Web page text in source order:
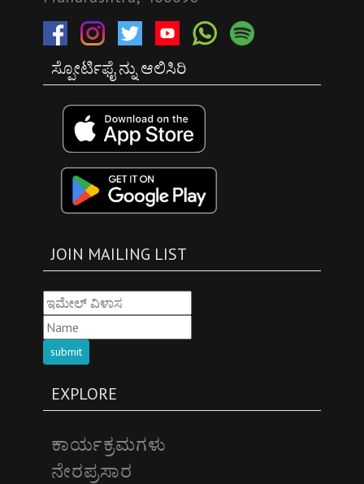
ಸ್ಪೋರ್ಟಿಫೈ ನ್ನು ಆಲಿಸಿರಿ
JOIN MAILING LIST
submit
EXPLORE
ಕಾರ್ಯಕ್ರಮಗಳು
ನೇರಪ್ರಸಾರ